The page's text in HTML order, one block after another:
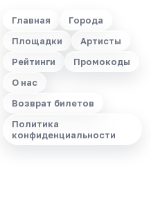
Главная
Города
Площадки
Артисты
Рейтинги
Промокоды
О нас
Возврат билетов
Политика
конфиденциальности